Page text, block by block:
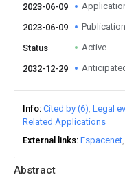
Abstract
2023-06-09
2023-06-09
Status Active
2032-12-29
Info Cited by (6) Legal
Related Applications
External links Espacenet